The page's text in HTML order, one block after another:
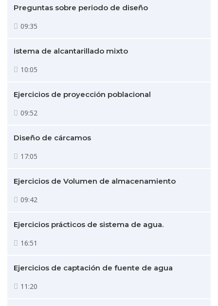
Preguntas sobre periodo de diseño
09:35
istema de alcantarillado mixto
10:05
Ejercicios de proyección poblacional
09:52
Diseño de cárcamos
17:05
Ejercicios de Volumen de almacenamiento
09:42
Ejercicios prácticos de sistema de agua.
16:51
Ejercicios de captación de fuente de agua
11:20